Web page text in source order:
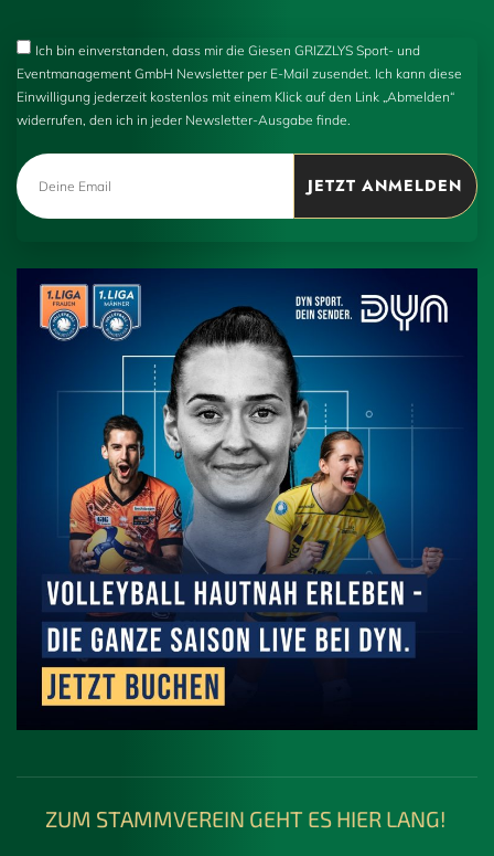
Ich bin einverstanden, dass mir die Giesen GRIZZLYS Sport- und
Eventmanagement GmbH Newsletter per E-Mail zusendet. Ich kann diese
Einwilligung jederzeit kostenlos mit einem Klick auf den Link „Abmelden“
widerrufen, den ich in jeder Newsletter-Ausgabe finde.
JETZT ANMELDEN
ZUM STAMMVEREIN GEHT ES HIER LANG!